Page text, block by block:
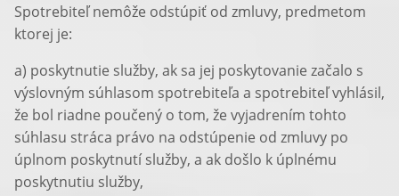
Spotrebiteľ nemôže odstúpiť od zmluvy, predmetom
ktorej je:
a) poskytnutie služby, ak sa jej poskytovanie začalo s
výslovným súhlasom spotrebiteľa a spotrebiteľ vyhlásil,
že bol riadne poučený o tom, že vyjadrením tohto
súhlasu stráca právo na odstúpenie od zmluvy po
úplnom poskytnutí služby, a ak došlo k úplnému
poskytnutiu služby,